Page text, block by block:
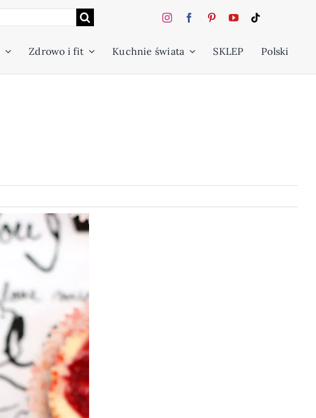
Zdrowo i fit Kuchnie świata SKLEP Polski